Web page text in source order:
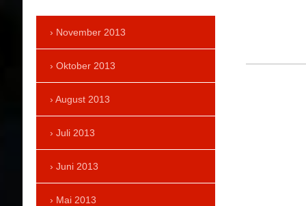
November 2013
Oktober 2013
August 2013
Juli 2013
Juni 2013
Mai 2013